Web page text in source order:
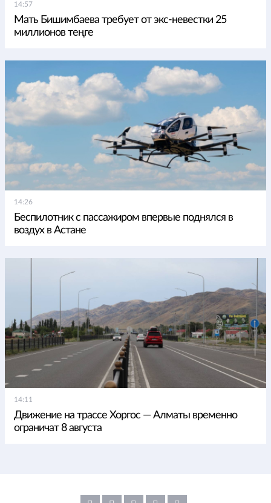
14:57
Мать Бишимбаева требует от экс-невестки 25
миллионов теңге
14:26
Беспилотник с пассажиром впервые поднялся в
воздух в Астане
14:11
Движение на трассе Хоргос — Алматы временно
ограничат 8 августа